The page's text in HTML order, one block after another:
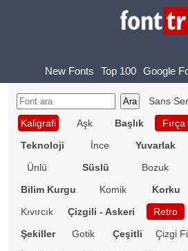
New Fonts Top 100 Google
Sans
Kaligrafi
Aşk Başlık Fırça
Teknoloji
İnce Yuvarlak
Ünlü
Süslü Bozuk
Bilim Kurgu
Komik Korku
Kıvırcık
Çizgili - Askeri Retro
Şekiller
Gotik Çeşitli Çizgi